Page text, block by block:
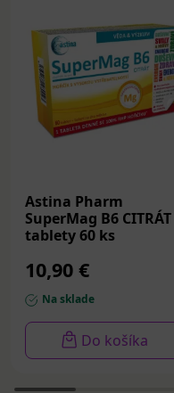
Astina Pharm
SuperMag B6 CITRÁT
tablety 60 ks
10,90 €
Na sklade
Do košíka